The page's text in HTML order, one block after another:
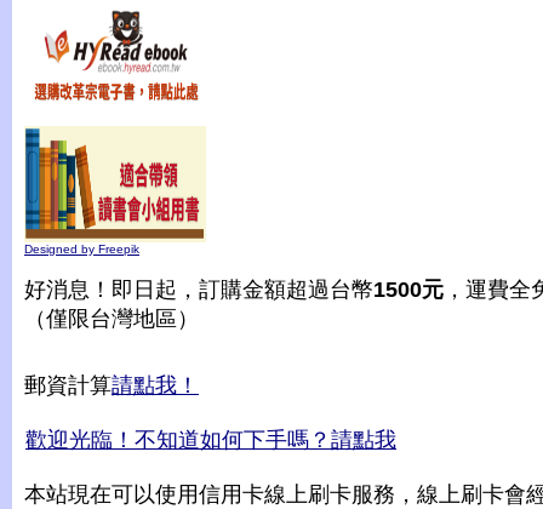
Designed by Freepik
好消息！即日起，訂購金額超過台幣1500元 ，運費全
（僅限台灣地區）
郵資計算請點我！
歡迎光臨！不知道如何下手嗎？請點我
本站現在可以使用信用卡線上刷卡服務，線上刷卡會